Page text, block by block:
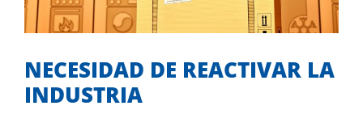
Co-autor en iniciativas
NECESIDAD DE REACTIVAR LA
INDUSTRIA